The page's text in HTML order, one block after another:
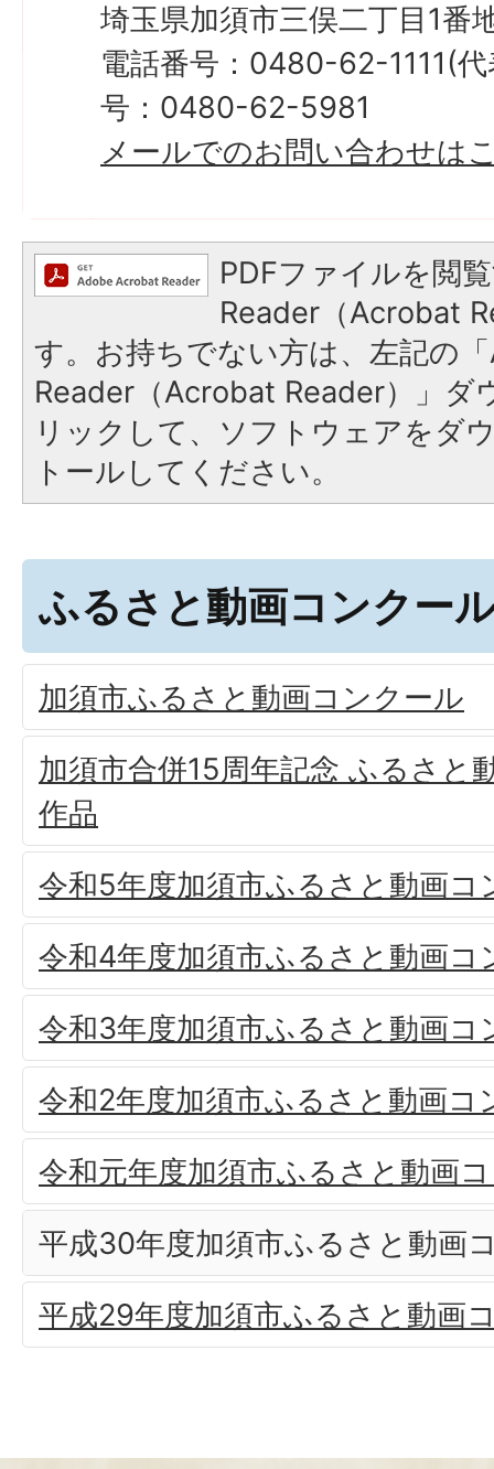
埼玉県加須市三俣二丁目1番
電話番号：0480-62-1111(
号：0480-62-5981
メールでのお問い合わせは
PDFファイルを閲
Reader（Acrobat
す。お持ちでない方は、左記の
Reader（Acrobat Reader）」ダ
リックして、ソフトウェアをダ
トールしてください。
ふるさと動画コンクー
加須市ふるさと動画コンクール
加須市合併15周年記念 ふるさと
作品
令和5年度加須市ふるさと動画コ
令和4年度加須市ふるさと動画コ
令和3年度加須市ふるさと動画コ
令和2年度加須市ふるさと動画コ
令和元年度加須市ふるさと動画
平成30年度加須市ふるさと動画
平成29年度加須市ふるさと動画